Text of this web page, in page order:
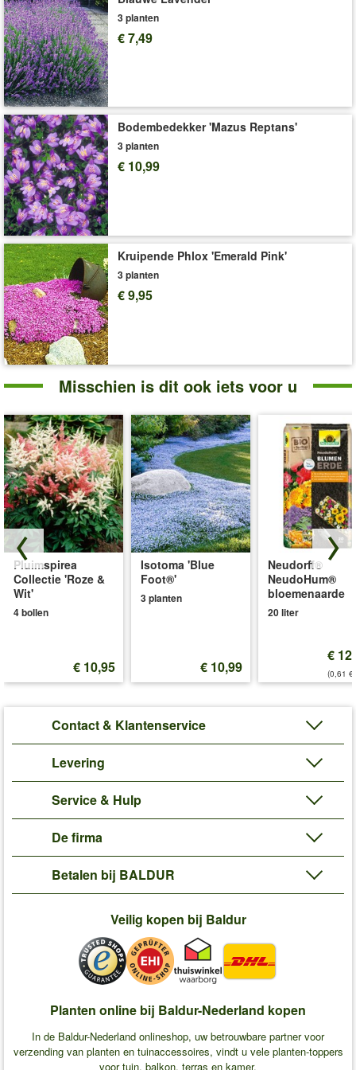
stijlvolle, koele bladkleur vormt ze een perfect contrast in elke
schaduwborder. (Hosta tardiana)
Beide hosta’s zijn winterhard, meerjarig en bloeien vanaf
augustus met sierlijke bloemstengels. Een sterke, prachtige
collectie waar u jarenlang plezier van heeft!
Het wortelgoed wordt geleverd als kale wortels (bare rooted).
Art.nr.:40640
Levering omvat:grootte I
'Hosta'
Plant- en Verzorgingstips
3 planten
€ 7,49
Bodembedekker 'Mazus Reptans'
3 planten
€ 10,99
Kruipende Phlox 'Emerald Pink'
3 planten
€ 9,95
Misschien is dit ook iets voor u
Pluimspirea
Collectie 'Roze &
Wit'
4 bollen
€ 10,95
Isotoma 'Blue
Foot®'
3 planten
€ 10,99
Neudorff®
NeudoHum®
bloemenaarde
20 liter
€
(0,61
Contact & Klantenservice
Levering
Service & Hulp
De firma
Betalen bij BALDUR
Veilig kopen bij Baldur
Planten online bij Baldur-Nederland kopen
In de Baldur-Nederland onlineshop, uw betrouwbare partner voor
verzending van planten en tuinaccessoires, vindt u vele planten-toppers
voor tuin, balkon, terras en kamer.